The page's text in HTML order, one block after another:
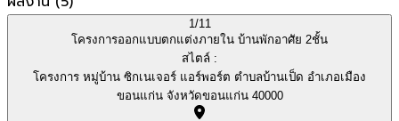
1/11
โครงการออกแบบตกแต่งภายใน บ้านพักอาศัย 2ชั้น
สไตล์ :
โครงการ หมู่บ้าน ซิกเนเจอร์ แอร์พอร์ต ตำบลบ้านเป็ด อำเภอเมือง
ขอนแก่น จังหวัดขอนแก่น 40000